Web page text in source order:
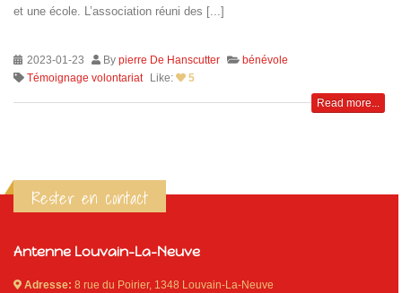
et une école. L’association réuni des [...]
2023-01-23 Bypierre De Hanscutter
bénévole
Témoignage volontariat
Like: 5
Read more...
Rester en contact
Antenne Louvain-La-Neuve
Adresse: 8 rue du Poirier, 1348 Louvain-La-Neuve